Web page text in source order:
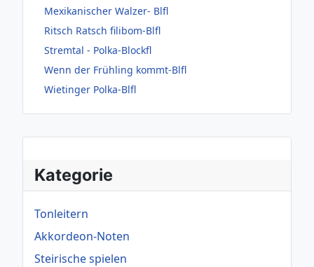
Kategorie
Tonleitern
Akkordeon-Noten
Steirische spielen
Mexikanischer Walzer- Blfl
Ritsch Ratsch filibom-Blfl
Stremtal - Polka-Blockfl
Wenn der Frühling kommt-Blfl
Wietinger Polka-Blfl